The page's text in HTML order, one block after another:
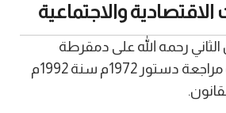
والاجتماعية
رحمه الله على دمقرطة
المؤسسات، فتمت مراجعة دستور 1972م سنة 1992م